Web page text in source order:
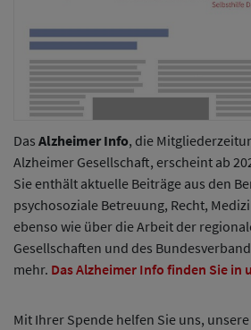
Das Alzheimer Info, die
Alzheimer Gesellschaft, erscheint ab
Sie enthält aktuelle Beiträge aus den
psychosoziale Betreuung, Recht,
ebenso wie über die Arbeit der
Gesellschaften und des
mehr. Das Alzheimer Info finden Sie in
Mit Ihrer Spende helfen Sie uns,